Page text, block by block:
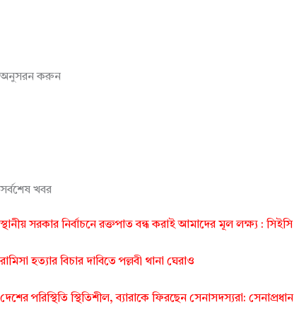
অনুসরন করুন
সর্বশেষ খবর
স্থানীয় সরকার নির্বাচনে রক্তপাত বন্ধ করাই আমাদের মূল লক্ষ্য : সিইসি
রামিসা হত্যার বিচার দাবিতে পল্লবী থানা ঘেরাও
দেশের পরিস্থিতি স্থিতিশীল, ব্যারাকে ফিরছেন সেনাসদস্যরা: সেনাপ্রধান